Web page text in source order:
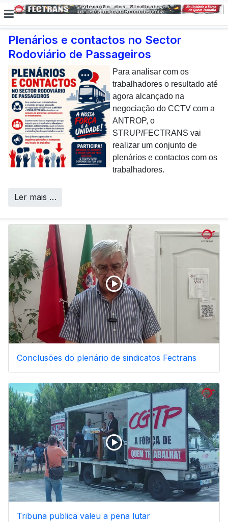
Plenários e contactos no Sector
Rodoviário de Passageiros
Para analisar com os
trabalhadores o resultado até
agora alcançado na
negociação do CCTV com a
ANTROP, o
STRUP/FECTRANS vai
realizar um conjunto de
plenários e contactos com os
trabalhadores.
Ler mais …
E não posso […] deixar de
dar uma nota de
agradecimento aos
colaboradores da CP que,
todos os dias, enfrentam com
sucesso os desafios
operacionais de manutenção
inerentes a uma frota tão
envelhecida.
Call Centers
Conclusões do plenário de sindicatos Fectrans
Tribuna publica valeu a pena lutar